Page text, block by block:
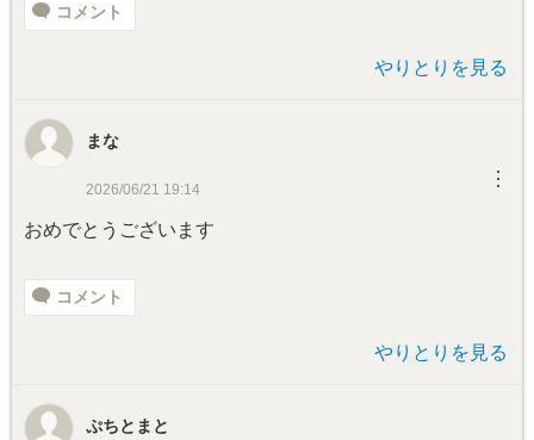
コメント
やりとりを見る
まな
2026/06/21 19:14 ︙
おめでとうございます
コメント
やりとりを見る
ぷちとまと